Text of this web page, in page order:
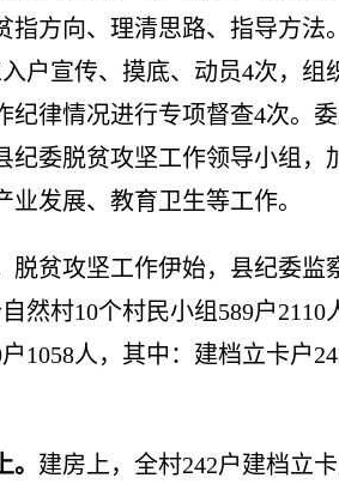
方向、理清思路、指导方法
户宣传、摸底、动员4次，组
纪律情况进行专项督查4次。
纪委脱贫攻坚工作领导小组
发展、教育卫生等工作。
脱贫攻坚工作伊始，县纪委监
然村10个村民小组 589户2110
户1058人，其中：建档立卡户
建房上，全村242户建档立